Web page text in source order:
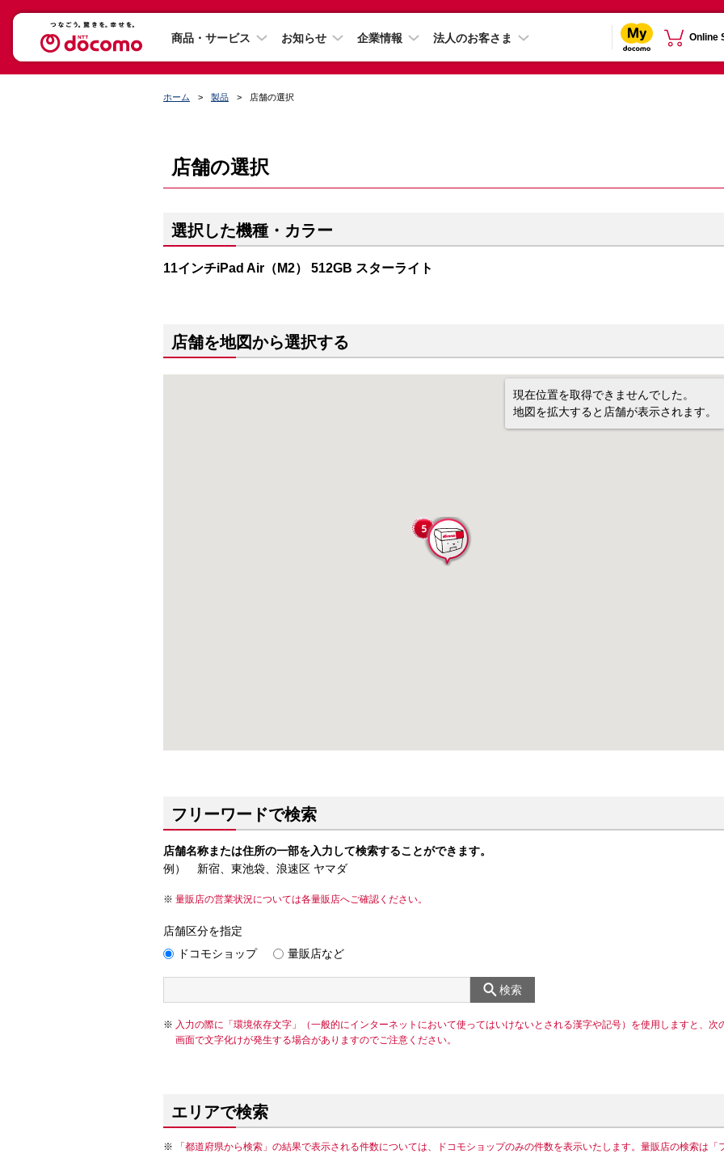
商品・サービス お知らせ 企業情報 法人のお客さま Online
ホーム 製品 店舗の選択
店舗の選択
選択した機種・カラー
11インチiPad Air（M2） 512GB スターライト
店舗を地図から選択する
現在位置を取得できませんでした。
地図を拡大すると店舗が表示されます。
フリーワードで検索
店舗名称または住所の一部を入力して検索することができます。
例） 新宿、東池袋、浪速区 ヤマダ
量販店の営業状況については各量販店へご確認ください。
店舗区分を指定
ドコモショップ
量販店など
検索
入力の際に「環境依存文字」（一般的にインターネットにおいて使ってはいけないとされる漢字や記号）を使用しますと、次
画面で文字化けが発生する場合がありますのでご注意ください。
エリアで検索
「都道府県から検索」の結果で表示される件数については、ドコモショップのみの件数を表示いたします。量販店の検索は「